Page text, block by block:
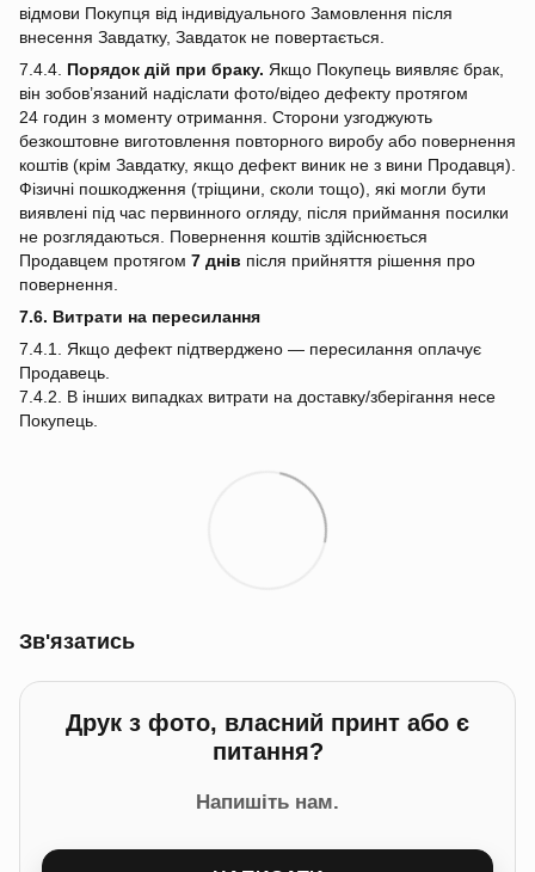
відмови Покупця від індивідуального Замовлення після
внесення Завдатку, Завдаток не повертається.
7.4.4. Порядок дій при браку. Якщо Покупець виявляє брак,
він зобов’язаний надіслати фото/відео дефекту протягом
24 годин з моменту отримання. Сторони узгоджують
безкоштовне виготовлення повторного виробу або повернення
коштів (крім Завдатку, якщо дефект виник не з вини Продавця).
Фізичні пошкодження (тріщини, сколи тощо), які могли бути
виявлені під час первинного огляду, після приймання посилки
не розглядаються. Повернення коштів здійснюється
Продавцем протягом 7 днів після прийняття рішення про
повернення.
7.6. Витрати на пересилання
7.4.1. Якщо дефект підтверджено — пересилання оплачує
Продавець.
7.4.2. В інших випадках витрати на доставку/зберігання несе
Покупець.
Зв'язатись
Друк з фото, власний принт або є
питання?
Напишіть нам.